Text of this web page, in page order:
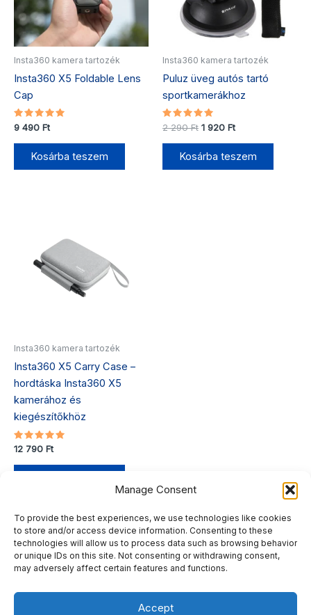
Manage Consent
To provide the best experiences, we use technologies like cookies
to store and/or access device information. Consenting to these
technologies will allow us to process data such as browsing behavior
or unique IDs on this site. Not consenting or withdrawing consent,
may adversely affect certain features and functions.
Accept
Insta360 kamera tartozék
Insta360 X5 Foldable Lens
Cap
Értékelés:
5.00
/ 5
9 490 Ft
Kosárba teszem
Insta360 kamera tartozék
Puluz üveg autós tartó
sportkamerákhoz
Értékelés:
5.00
/ 5
2 290Ft 1 920 Ft
Kosárba teszem
Insta360 kamera tartozék
Insta360 X5 Carry Case –
hordtáska Insta360 X5
kamerához és
kiegészítőkhöz
Értékelés:
/ 5
12 790 Ft
Adatkezelési tájékoztató
Általános Szerződési Feltételek (ÁSZF)